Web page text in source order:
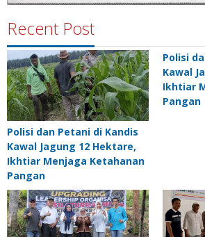
Recent Post
Polisi dan Petani di Kandis
Kawal Jagung 12 Hektare,
Ikhtiar Menjaga Ketahanan
Pangan
Polisi
Kawal
Ikhtiar
Pangan